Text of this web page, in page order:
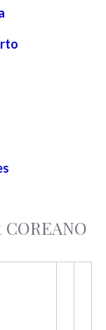
COREANO